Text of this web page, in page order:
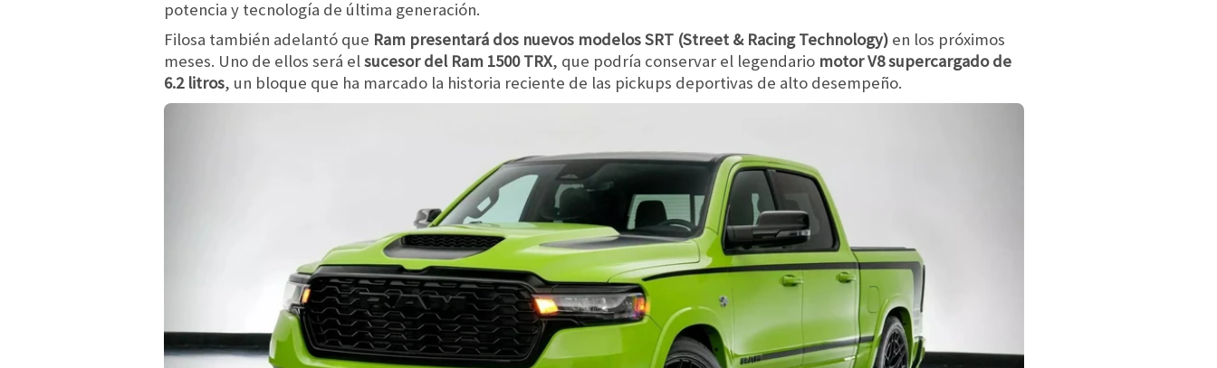
potencia y tecnología de última generación.
Filosa también adelantó que Ram presentará dos nuevos modelos SRT (Street & Racing Technology) en los próximos
meses. Uno de ellos será elsucesor del Ram 1500 TRX, que podría conservar el legendario motor V8 supercargado de
6.2 litros, un bloque que ha marcado la historia reciente de las pickups deportivas de alto desempeño.